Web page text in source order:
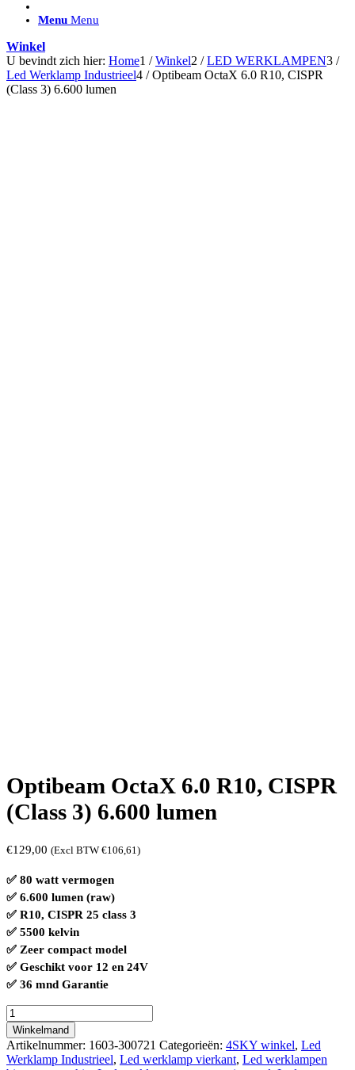
ACCESSOIRES/ AANSLUITMATERIAAL
Can-bus interface
Accessoires Lazer
Kabelboom & Adapters
Installatiemateriaal
Menu Menu
Winkel
U bevindt zich hier: Home1 / Winkel2 / LED WERKLAMPEN3 /
Led Werklamp Industrieel4 / Optibeam OctaX 6.0 R10, CISPR
(Class 3) 6.600 lumen
Optibeam OctaX 6.0 R10, CISPR
(Class 3) 6.600 lumen
€129,00 (Excl BTW €106,61 )
✅ 80 watt vermogen
✅ 6.600 lumen (raw)
✅ R10, CISPR 25 class 3
✅ 5500 kelvin
✅ Zeer compact model
✅ Geschikt voor 12 en 24V
✅ 36 mnd Garantie
Optibeam
OctaX
6.0
R10,
Winkelmand
Artikelnummer: 1603-300721 Categorieën: 4SKY winkel, Led
Werklamp Industrieel, Led werklamp vierkant, Led werklampen